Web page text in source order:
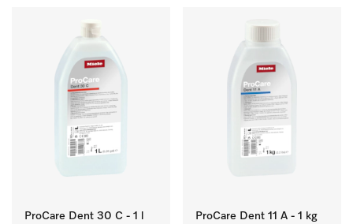
ProCare Dent 30 C - 1 l
ProCare Dent 11 A - 1 kg